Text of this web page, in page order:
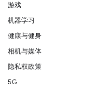
游戏
机器学习
健康与健身
相机与媒体
隐私权政策
5G